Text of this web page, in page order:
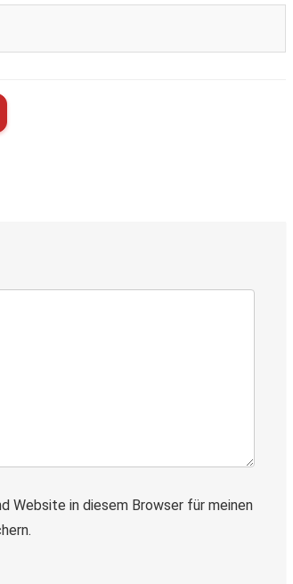
Website in diesem Browser für meinen